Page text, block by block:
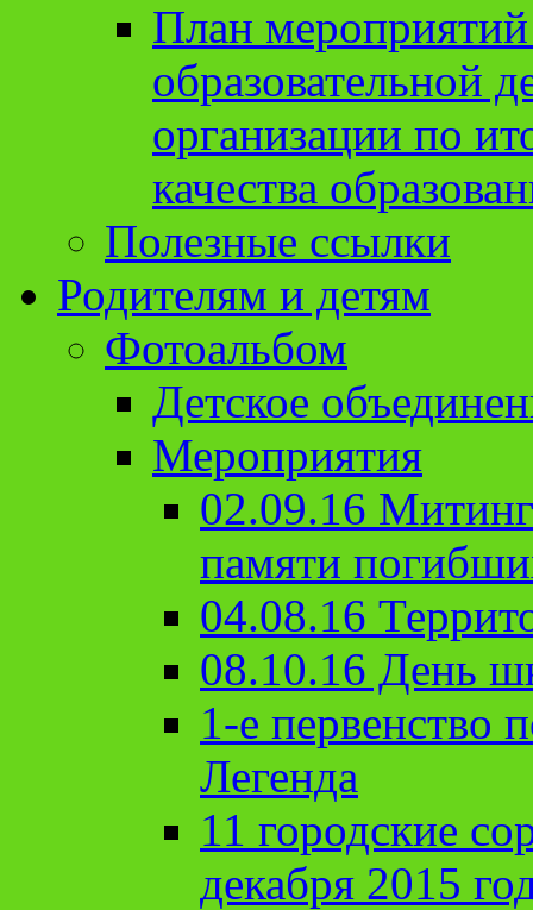
План
образовательной
организации по
качества
Полезные ссылки
Родителям и детям
Фотоальбом
Детское
Мероприятия
02.09.16
памяти
04.08.16
08.10.16 День
1-е первенство
Легенда
11 городские
декабря 2015